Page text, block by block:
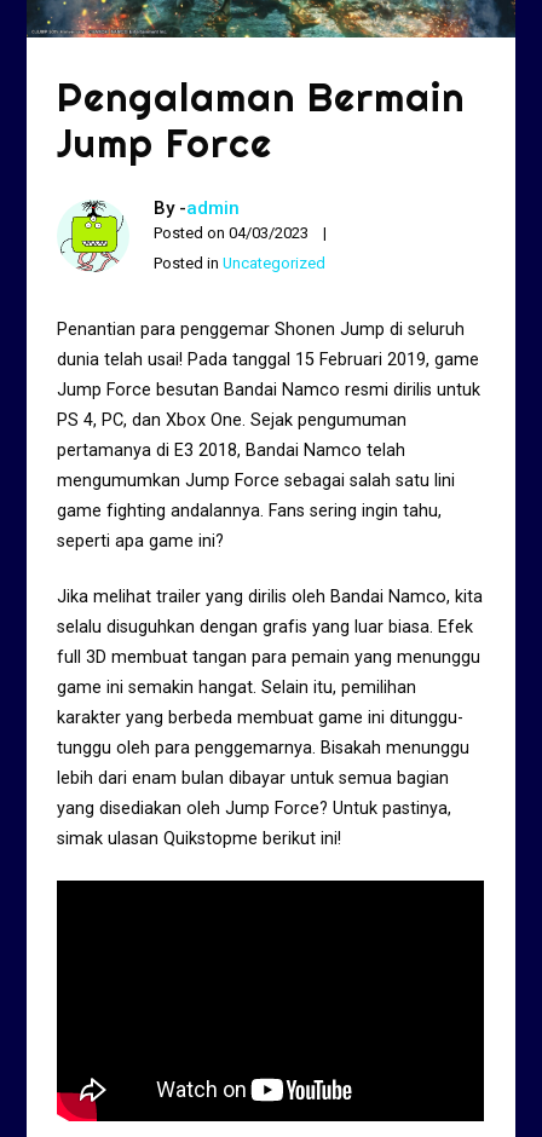
Pengalaman Bermain
Jump Force
By -admin
Posted on04/03/2023
Posted inUncategorized
Penantian para penggemar Shonen Jump di seluruh
dunia telah usai! Pada tanggal 15 Februari 2019, game
Jump Force besutan Bandai Namco resmi dirilis untuk
PS 4, PC, dan Xbox One. Sejak pengumuman
pertamanya di E3 2018, Bandai Namco telah
mengumumkan Jump Force sebagai salah satu lini
game fighting andalannya. Fans sering ingin tahu,
seperti apa game ini?
Jika melihat trailer yang dirilis oleh Bandai Namco, kita
selalu disuguhkan dengan grafis yang luar biasa. Efek
full 3D membuat tangan para pemain yang menunggu
game ini semakin hangat. Selain itu, pemilihan
karakter yang berbeda membuat game ini ditunggu-
tunggu oleh para penggemarnya. Bisakah menunggu
lebih dari enam bulan dibayar untuk semua bagian
yang disediakan oleh Jump Force? Untuk pastinya,
simak ulasan Quikstopme berikut ini!